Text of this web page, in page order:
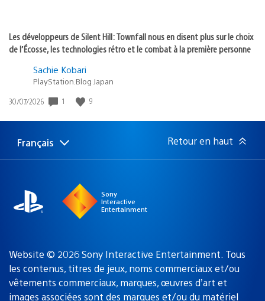
Les développeurs de Silent Hill: Townfall nous en disent plus sur le choix
de l’Écosse, les technologies rétro et le combat à la première personne
Sachie Kobari
PlayStation.Blog Japan
Date
publication
30/07/2026 1 9
Choisir
Région
Français Retour en haut
Sony
Interactive
Entertainment
Website © 2026 Sony Interactive Entertainment. Tous
les contenus, titres de jeux, noms commerciaux et/ou
vêtements commerciaux, marques, œuvres d’art et
images associées sont des marques et/ou du matériel